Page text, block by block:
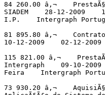
84 260.00 â‚¬
SIADEM    28-12-2009
I.P.    Intergraph
81 895.80 â‚¬
10-12-2009    02-12-
115 821.00 â‚¬
Intergraph    09-10-2009
Feira    Intergraph
73 930.20 â‚¬